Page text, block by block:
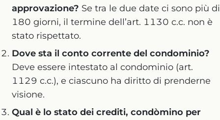
approvazione? Se tra le due date ci sono più di
180 giorni, il termine dell’art. 1130 c.c. non è
stato rispettato.
Dove sta il conto corrente del condominio?
Deve essere intestato al condominio (art.
1129 c.c.), e ciascuno ha diritto di prenderne
visione.
Qual è lo stato dei crediti, condòmino per